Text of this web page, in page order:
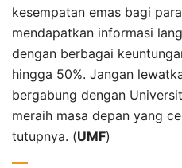
kesempatan emas bagi
mendapatkan informasi
dengan berbagai
hingga 50%. Jangan
bergabung dengan
meraih masa depan yang
tutupnya. (UMF)